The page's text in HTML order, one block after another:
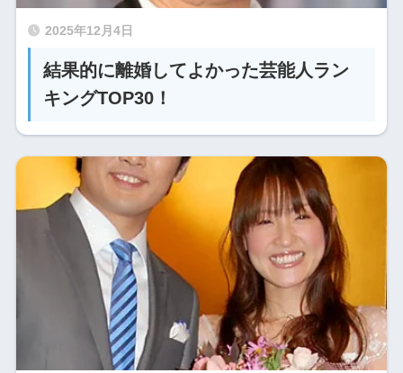
2025年12月4日
結果的に離婚してよかった芸能人ラン
キングTOP30！